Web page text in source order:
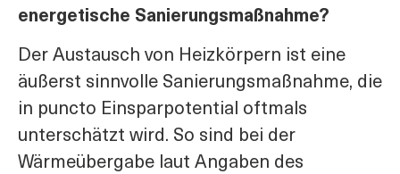
energetische Sanierungsmaßnahme?
Der Austausch von Heizkörpern ist eine
äußerst sinnvolle Sanierungsmaßnahme, die
in puncto Einsparpotential oftmals
unterschätzt wird. So sind bei der
Wärmeübergabe laut Angaben des